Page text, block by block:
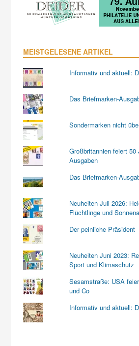
MEISTGELESENE ARTIKEL
Informativ und aktuell:
Das Briefmarken-
Sondermarken nicht
Großbritannien feiert 50
Ausgaben
Das Briefmarken-
Neuheiten Juli 2026:
Flüchtlinge und
Der peinliche Präsident
Neuheiten Juni 2023:
Sport und Klimaschutz
Sesamstraße: USA
und Co
Informativ und aktuell: